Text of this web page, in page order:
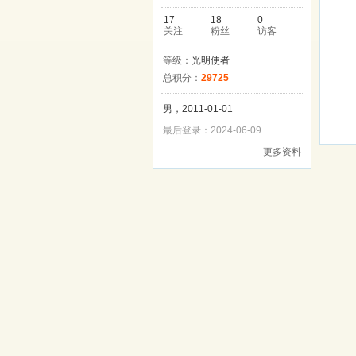
17
关注
18
粉丝
0
访客
等级： 光明使者
总积分： 29725
男，2011-01-01
最后登录：2024-06-09
更多资料